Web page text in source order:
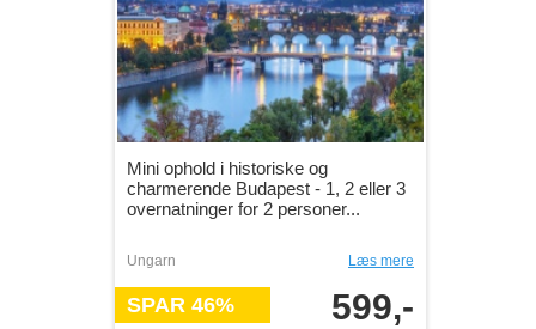
Mini ophold i historiske og
charmerende Budapest - 1, 2 eller 3
overnatninger for 2 personer...
Ungarn Læs mere
SPAR 46% 599,-